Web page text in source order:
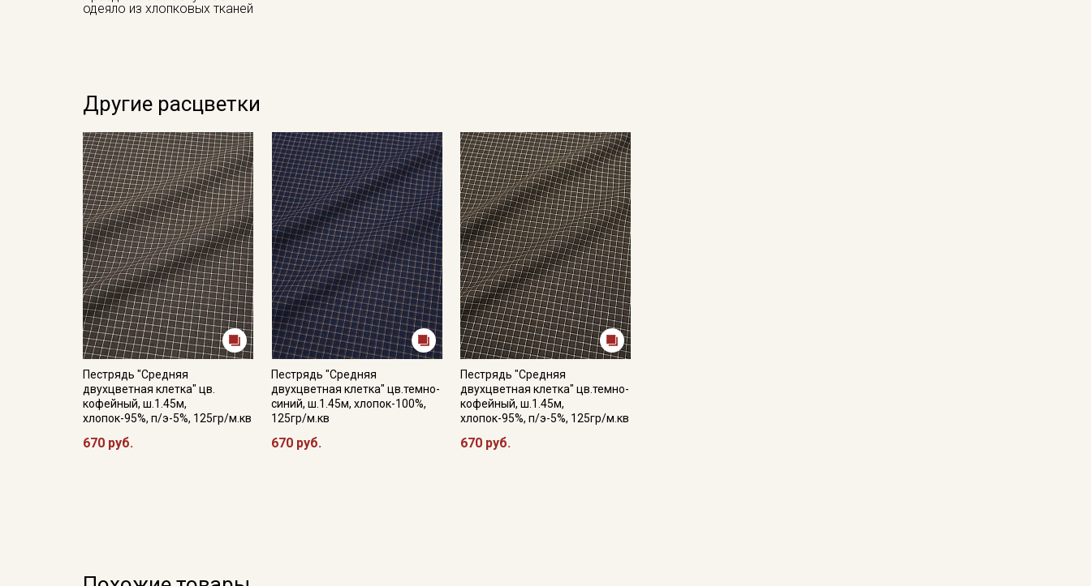
одеяло из хлопковых тканей
Другие расцветки
Пестрядь "Средняя
двухцветная клетка" цв.
кофейный, ш.1.45м,
хлопок-95%, п/э-5%, 125гр/м.кв
670 руб.
Пестрядь "Средняя
двухцветная клетка" цв.темно-
синий, ш.1.45м, хлопок-100%,
125гр/м.кв
670 руб.
Пестрядь "Средняя
двухцветная клетка" цв.темно-
кофейный, ш.1.45м,
хлопок-95%, п/э-5%, 125гр/м.кв
670 руб.
Секретная рассылка от
Купава
Мы публикуем здесь дополнительные
промокоды и скидки до 30% на узкие
категории тканей
Электронная почта
Подписаться